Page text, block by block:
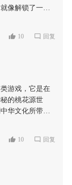
度上来看游戏
要68块钱就能
所谓的氪金内
这款游戏并没
有排行榜上的
60多块钱去买
此在这方面到
多的评价，可
方面】 而在游
由于在前期我
，而除去最开始
建筑，所需要
4个人，甚至还
事情他在人手
画的成分变得
的感觉，玩久
但颜色有点单
世外桃源，画
，也说明了想
很好的搭配了
采集原料和制
。新手教程很
了基本玩法，
。 这类游戏最
望能将自己的
较好的，因为
感最好的古风
他，《桃花
像解锁了一个
，包括近期出
休闲游戏，里面
把这个游戏的
项 缺点 缺点也
我最开始玩的
面野兽出来必有
一到冬天基本
开 后来买了
了，有点只能
拆，尤其是住
总是这样就感
造太复杂了，
儿建筑耐久没
10 回复
游戏，它是在
的桃花源世
华文化所带来
我觉得还挺新
得繁荣富强。
桃源记》还加
决谜题等等，
。还有突发事
10 回复